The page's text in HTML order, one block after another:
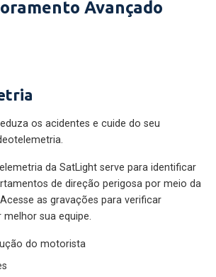
Avançado
os acidentes e cuide do seu
da SatLight serve para identificar
de direção perigosa por meio da
as gravações para verificar
sua equipe.
do motorista